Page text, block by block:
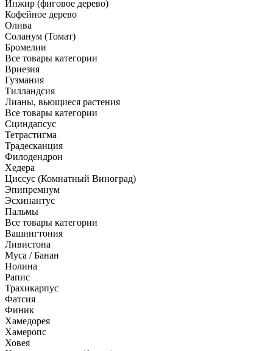
Инжир (фиговое дерево)
Кофейное дерево
Олива
Соланум (Томат)
Бромелии
Все товары категории
Вриезия
Гузмания
Тилландсия
Лианы, вьющиеся растения
Все товары категории
Сциндапсус
Тетрастигма
Традесканция
Филодендрон
Хедера
Циссус (Комнатный Виноград)
Эпипремнум
Эсхинантус
Пальмы
Все товары категории
Вашингтония
Ливистона
Муса / Банан
Нолина
Рапис
Трахикарпус
Фатсия
Финик
Хамедорея
Хамеропс
Ховея